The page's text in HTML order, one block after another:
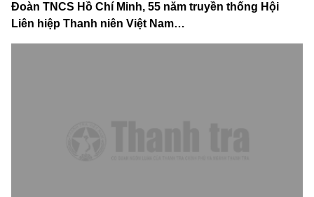
Đoàn TNCS Hồ Chí Minh, 55 năm truyền thống Hội
Liên hiệp Thanh niên Việt Nam…